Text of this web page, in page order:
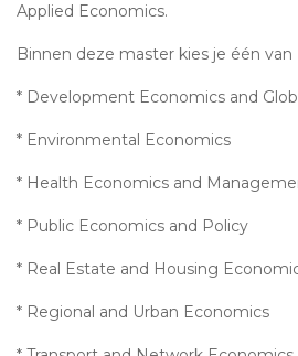
Applied Economics.
Binnen deze master kies je één van
* Development Economics and
* Environmental Economics
* Health Economics and
* Public Economics and Policy
* Real Estate and Housing
* Regional and Urban Economics